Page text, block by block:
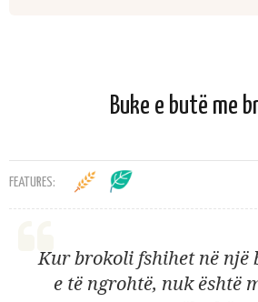
Buke e butë me
FEATURES:
Kur brokoli fshihet në një
e të ngrohtë, nuk është